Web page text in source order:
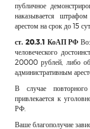
публичное
наказывается
арестом на срок до 15
ст. 20.3.1 КоАП РФ
человеческого
20000 рублей, либо
административным
В случае
привлекается к
РФ.
Ваше благополучие